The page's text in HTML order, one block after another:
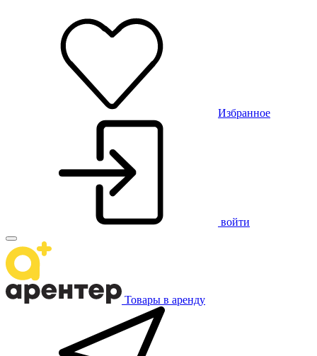
Избранное
войти
Товары в аренду